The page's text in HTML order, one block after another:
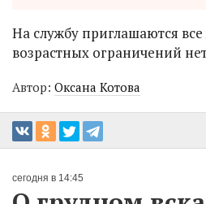
На службу приглашаются
возрастных ограничений
Автор: Оксана Котова
сегодня в 14:45